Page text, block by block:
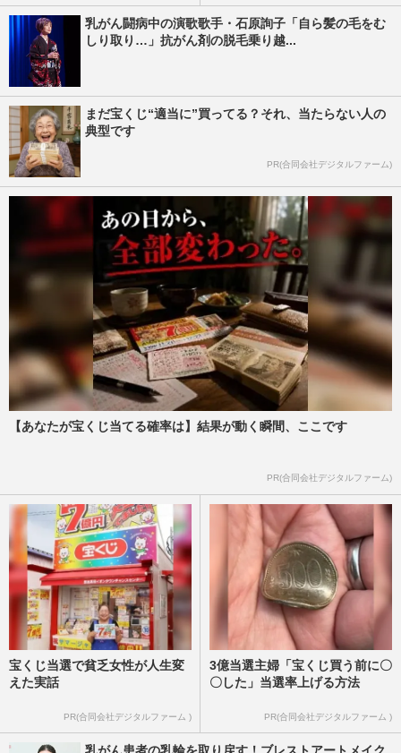
乳がん闘病中の演歌歌手・石原詢子「自ら髪の毛をむ
しり取り…」抗がん剤の脱毛乗り越...
まだ宝くじ“適当に”買ってる？それ、当たらない人の
典型です
PR(合同会社デジタルファーム)
【あなたが宝くじ当てる確率は】結果が動く瞬間、ここです
PR(合同会社デジタルファーム)
宝くじ当選で貧乏女性が人生変
えた実話
PR(合同会社デジタルファーム )
3億当選主婦「宝くじ買う前に〇
〇した」当選率上げる方法
PR(合同会社デジタルファーム )
乳がん患者の乳輪を取り戻す！ブレストアートメイク